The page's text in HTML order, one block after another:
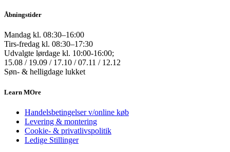
Åbningstider
Mandag kl. 08:30–16:00
Tirs-fredag kl. 08:30–17:30
Udvalgte lørdage kl. 10:00-16:00;
15.08 / 19.09 / 17.10 / 07.11 / 12.12
Søn- & helligdage lukket
Learn MOre
Handelsbetingelser v/online køb
Levering & montering
Cookie- & privatlivspolitik
Ledige Stillinger